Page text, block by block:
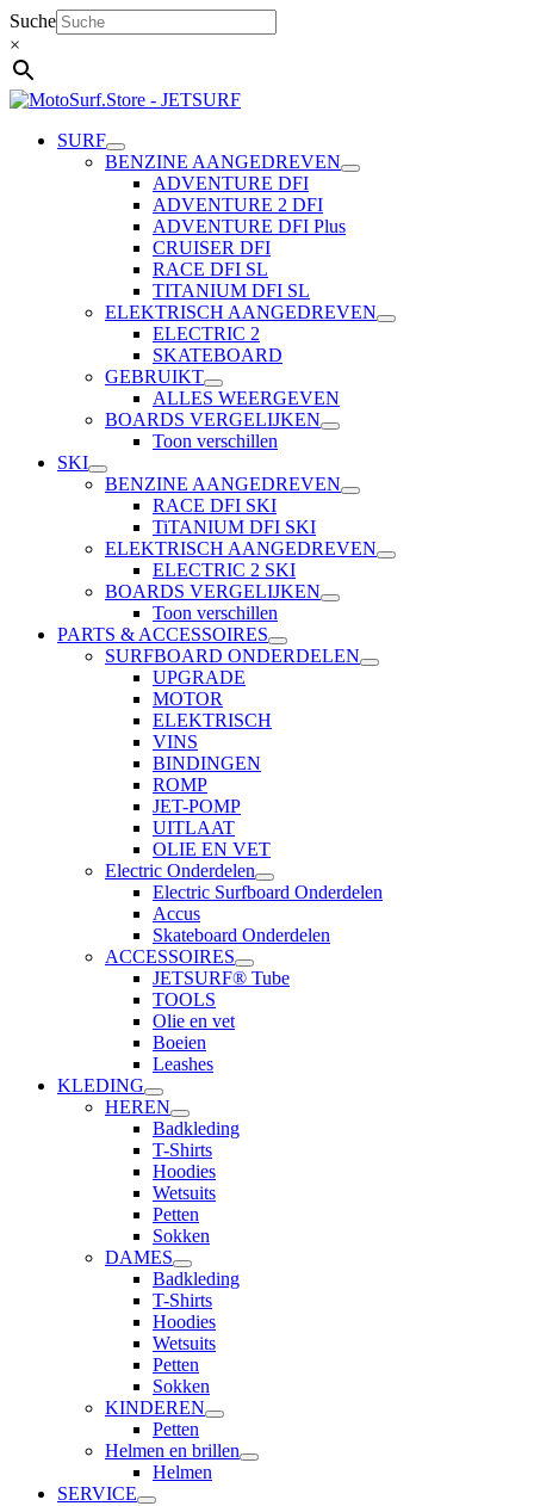
Ga
naar
de
inhoud
Suche
×
SURF
BENZINE AANGEDREVEN
ADVENTURE DFI
ADVENTURE 2 DFI
ADVENTURE DFI Plus
CRUISER DFI
RACE DFI SL
TITANIUM DFI SL
ELEKTRISCH AANGEDREVEN
ELECTRIC 2
SKATEBOARD
GEBRUIKT
ALLES WEERGEVEN
BOARDS VERGELIJKEN
Toon verschillen
SKI
BENZINE AANGEDREVEN
RACE DFI SKI
TiTANIUM DFI SKI
ELEKTRISCH AANGEDREVEN
ELECTRIC 2 SKI
BOARDS VERGELIJKEN
Toon verschillen
PARTS & ACCESSOIRES
SURFBOARD ONDERDELEN
UPGRADE
MOTOR
ELEKTRISCH
VINS
BINDINGEN
ROMP
JET-POMP
UITLAAT
OLIE EN VET
Electric Onderdelen
Electric Surfboard Onderdelen
Accus
Skateboard Onderdelen
ACCESSOIRES
JETSURF® Tube
TOOLS
Olie en vet
Boeien
Leashes
KLEDING
HEREN
Badkleding
T-Shirts
Hoodies
Wetsuits
Petten
Sokken
DAMES
Badkleding
T-Shirts
Hoodies
Wetsuits
Petten
Sokken
KINDEREN
Petten
Helmen en brillen
Helmen
SERVICE